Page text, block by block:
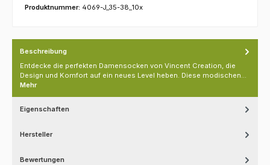
Produktnummer: 4069-J_35-38_10x
Beschreibung
Entdecke die perfekten Damensocken von Vincent Creation, die
Design und Komfort auf ein neues Level heben. Diese modischen…
Mehr
Eigenschaften
Hersteller
Bewertungen